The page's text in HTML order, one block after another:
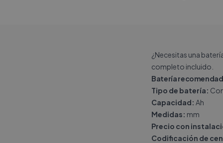
¿Necesitas una
completo incluido.
Batería
Tipo de batería:
Capacidad: Ah
Medidas: mm
Precio con
Codificación de